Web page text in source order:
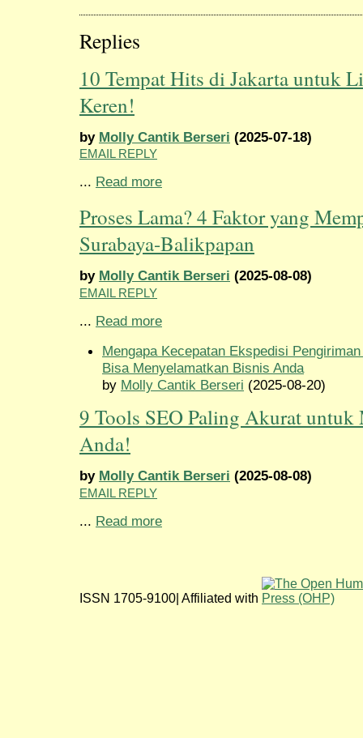
Replies
10 Tempat Hits di Jakarta untuk
Keren!
by Molly Cantik Berseri (2025-07-18)
EMAIL REPLY
... Read more
Proses Lama? 4 Faktor yang
Surabaya-Balikpapan
by Molly Cantik Berseri (2025-08-08)
EMAIL REPLY
... Read more
Mengapa Kecepatan Ekspedisi
Bisa Menyelamatkan Bisnis Anda
by Molly Cantik Berseri (2025-08-20)
9 Tools SEO Paling Akurat untuk
Anda!
by Molly Cantik Berseri (2025-08-08)
EMAIL REPLY
... Read more
ISSN 1705-9100| Affiliated with